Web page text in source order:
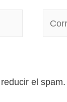
el spam.